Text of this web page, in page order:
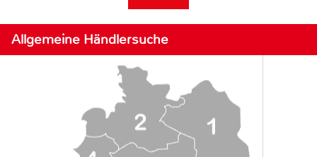
Allgemeine Händlersuche